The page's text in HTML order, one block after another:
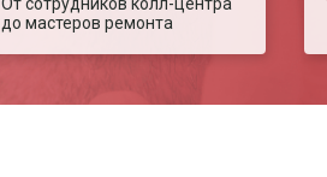
до мастеров ремонта